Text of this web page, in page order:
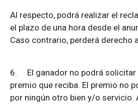
Al respecto, podrá realizar el
el plazo de una hora desde el
Caso contrario, perderá derecho
6. El ganador no podrá
premio que reciba. El premio no
por ningún otro bien y/o servicio.